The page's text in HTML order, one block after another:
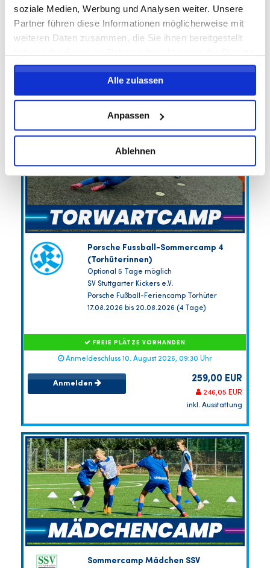
soziale Medien, Werbung und Analysen weiter. Unsere
Partner führen diese Informationen möglicherweise mit
weiteren Daten zusammen, die Sie ihnen bereitgestellt
gesammelt haben.
Alle zulassen
Anpassen
Ablehnen
FREIE PLÄTZE VORHANDEN
Anmelden 259,00 EUR
Porsche Fussball-Sommercamp 4
(Torhüterinnen)
Optional 5 Tage möglich
SV Stuttgarter Kickers e.V.
Porsche Fußball-Feriencamp Torhüter
17.08.2026 bis 20.08.2026 (4 Tage)
FREIE PLÄTZE VORHANDEN
Anmeldeschluss 10. August 2026, 09:30 Uhr
Anmelden 259,00 EUR
246,05 EUR
inkl. Ausstattung
Sommercamp Mädchen SSV